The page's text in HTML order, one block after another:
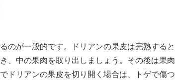
のが一般的です。ドリアンの果皮は完熟すると
、中の果肉を取り出しましょう。その後は果肉
ドリアンの果皮を切り開く場合は、トゲで傷つ